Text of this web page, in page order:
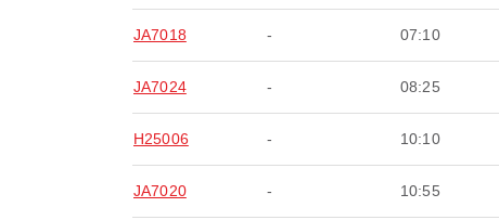
JA7018 - 07:10
JA7024 - 08:25
H25006 - 10:10
JA7020 - 10:55